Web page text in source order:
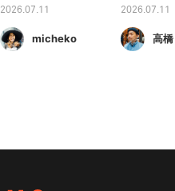
2026.07.11
micheko
2026.07.11
高